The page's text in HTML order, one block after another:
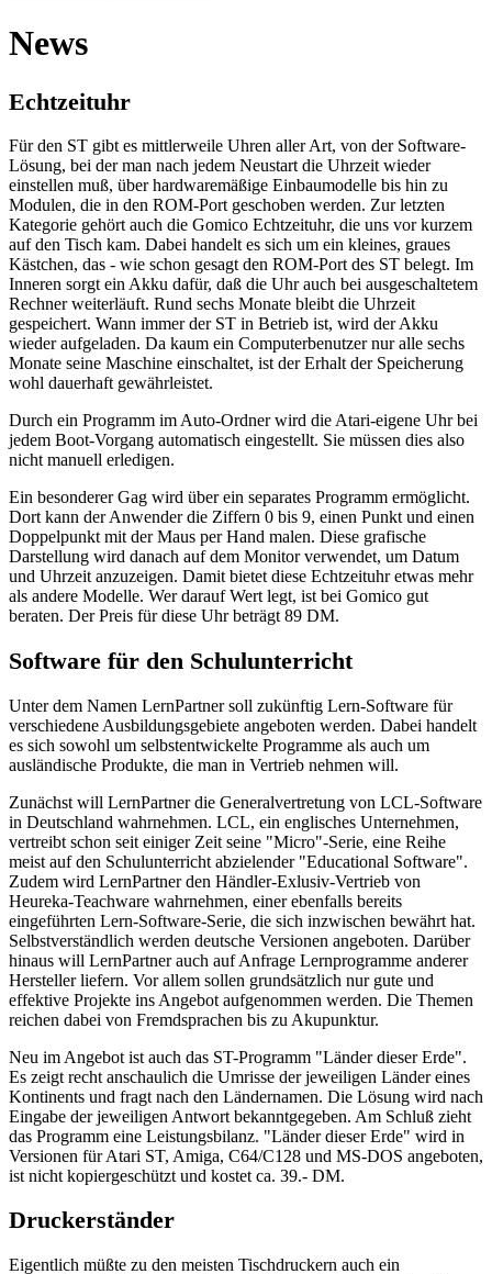
News
Echtzeituhr
Für den ST gibt es mittlerweile Uhren aller Art, von der Software-
Lösung, bei der man nach jedem Neustart die Uhrzeit wieder
einstellen muß, über hardwaremäßige Einbaumodelle bis hin zu
Modulen, die in den ROM-Port geschoben werden. Zur letzten
Kategorie gehört auch die Gomico Echtzeituhr, die uns vor kurzem
auf den Tisch kam. Dabei handelt es sich um ein kleines, graues
Kästchen, das - wie schon gesagt den ROM-Port des ST belegt. Im
Inneren sorgt ein Akku dafür, daß die Uhr auch bei ausgeschaltetem
Rechner weiterläuft. Rund sechs Monate bleibt die Uhrzeit
gespeichert. Wann immer der ST in Betrieb ist, wird der Akku
wieder aufgeladen. Da kaum ein Computerbenutzer nur alle sechs
Monate seine Maschine einschaltet, ist der Erhalt der Speicherung
wohl dauerhaft gewährleistet.
Durch ein Programm im Auto-Ordner wird die Atari-eigene Uhr bei
jedem Boot-Vorgang automatisch eingestellt. Sie müssen dies also
nicht manuell erledigen.
Ein besonderer Gag wird über ein separates Programm ermöglicht.
Dort kann der Anwender die Ziffern 0 bis 9, einen Punkt und einen
Doppelpunkt mit der Maus per Hand malen. Diese grafische
Darstellung wird danach auf dem Monitor verwendet, um Datum
und Uhrzeit anzuzeigen. Damit bietet diese Echtzeituhr etwas mehr
als andere Modelle. Wer darauf Wert legt, ist bei Gomico gut
beraten. Der Preis für diese Uhr beträgt 89 DM.
Software für den Schulunterricht
Unter dem Namen LernPartner soll zukünftig Lern-Software für
verschiedene Ausbildungsgebiete angeboten werden. Dabei handelt
es sich sowohl um selbstentwickelte Programme als auch um
ausländische Produkte, die man in Vertrieb nehmen will.
Zunächst will LernPartner die Generalvertretung von LCL-Software
in Deutschland wahrnehmen. LCL, ein englisches Unternehmen,
vertreibt schon seit einiger Zeit seine "Micro"-Serie, eine Reihe
meist auf den Schulunterricht abzielender "Educational Software".
Zudem wird LernPartner den Händler-Exlusiv-Vertrieb von
Heureka-Teachware wahrnehmen, einer ebenfalls bereits
eingeführten Lern-Software-Serie, die sich inzwischen bewährt hat.
Selbstverständlich werden deutsche Versionen angeboten. Darüber
hinaus will LernPartner auch auf Anfrage Lernprogramme anderer
Hersteller liefern. Vor allem sollen grundsätzlich nur gute und
effektive Projekte ins Angebot aufgenommen werden. Die Themen
reichen dabei von Fremdsprachen bis zu Akupunktur.
Neu im Angebot ist auch das ST-Programm "Länder dieser Erde".
Es zeigt recht anschaulich die Umrisse der jeweiligen Länder eines
Kontinents und fragt nach den Ländernamen. Die Lösung wird nach
Eingabe der jeweiligen Antwort bekanntgegeben. Am Schluß zieht
das Programm eine Leistungsbilanz. "Länder dieser Erde" wird in
Versionen für Atari ST, Amiga, C64/C128 und MS-DOS angeboten,
ist nicht kopiergeschützt und kostet ca. 39.- DM.
Druckerständer
Eigentlich müßte zu den meisten Tischdruckern auch ein